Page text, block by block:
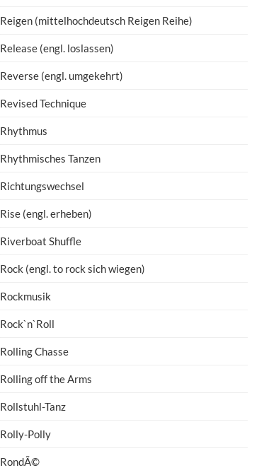
Reigen (mittelhochdeutsch Reigen Reihe)
Release (engl. loslassen)
Reverse (engl. umgekehrt)
Revised Technique
Rhythmus
Rhythmisches Tanzen
Richtungswechsel
Rise (engl. erheben)
Riverboat Shuffle
Rock (engl. to rock sich wiegen)
Rockmusik
Rock`n`Roll
Rolling Chasse
Rolling off the Arms
Rollstuhl-Tanz
Rolly-Polly
RondÃ©